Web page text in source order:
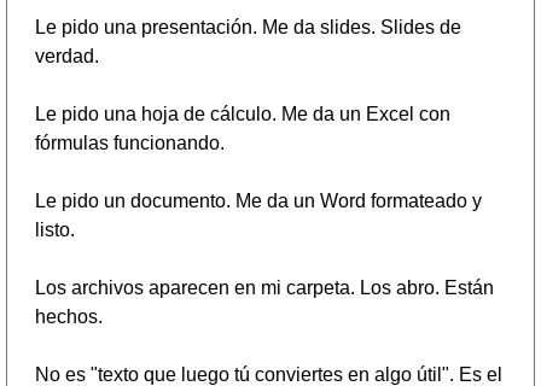
Le pido una presentación. Me da slides. Slides de
verdad.
Le pido una hoja de cálculo. Me da un Excel con
fórmulas funcionando.
Le pido un documento. Me da un Word formateado y
listo.
Los archivos aparecen en mi carpeta. Los abro. Están
hechos.
No es "texto que luego tú conviertes en algo útil". Es el